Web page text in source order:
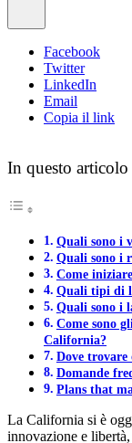
Facebook
Twitter
LinkedIn
Email
Copia il link
In questo articolo
Quali sono i
Quali sono i
Come
Quali tipi di
Quali sono i
Come sono
California?
Dove
Domande
Plans that
La California si è
innovazione e